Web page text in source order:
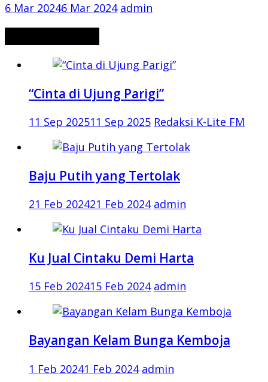
6 Mar 20246 Mar 2024 admin
“Cinta di Ujung Parigi”
11 Sep 202511 Sep 2025 Redaksi K-Lite FM
Baju Putih yang Tertolak
21 Feb 202421 Feb 2024 admin
Ku Jual Cintaku Demi Harta
15 Feb 202415 Feb 2024 admin
Bayangan Kelam Bunga Kemboja
1 Feb 20241 Feb 2024 admin